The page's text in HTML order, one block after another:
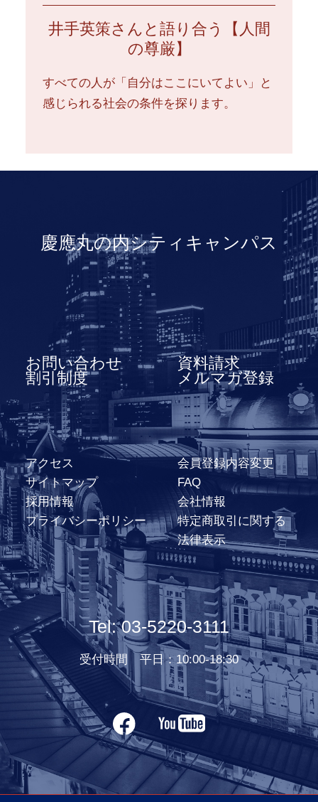
井手英策さんと語り合う【人間
の尊厳】
すべての人が「自分はここにいてよい」と
感じられる社会の条件を探ります。
慶應丸の内シティキャンパス
お問い合わせ
資料請求
割引制度
メルマガ登録
アクセス
会員登録内容変更
サイトマップ
FAQ
採用情報
会社情報
プライバシーポリシー
特定商取引に関する
法律表示
Tel: 03-5220-3111
受付時間 平日：10:00-18:30